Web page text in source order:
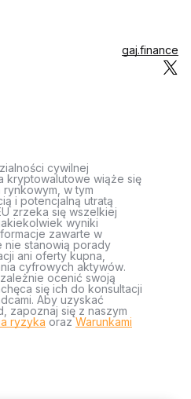
gaj.finance
cywilnej
kryptowalutowe wiąże się
w tym
i potencjalną utratą
zrzeka się wszelkiej
wyniki
zawarte w
nie stanowią porady
ani oferty kupna,
cyfrowych aktywów.
ocenić swoją
się ich do konsultacji
Aby uzyskać
zapoznaj się z naszym
ryzyka orazWarunkami